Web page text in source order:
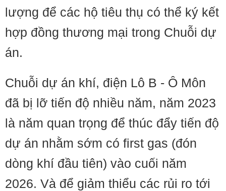
lượng để các hộ tiêu thụ có thể ký kết
hợp đồng thương mại trong Chuỗi dự
án.
Chuỗi dự án khí, điện Lô B - Ô Môn
đã bị lỡ tiến độ nhiều năm, năm 2023
là năm quan trọng để thúc đẩy tiến độ
dự án nhằm sớm có first gas (đón
dòng khí đầu tiên) vào cuối năm
2026. Và để giảm thiểu các rủi ro tới